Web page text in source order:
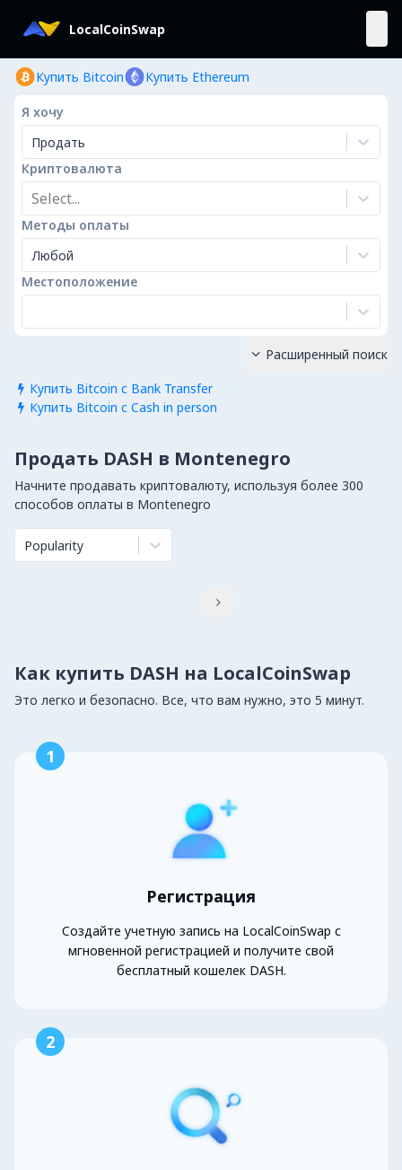
LocalCoinSwap
Купить Bitcoin Купить Ethereum
Я хочу
Продать
Криптовалюта
Select...
Методы оплаты
Любой
Местоположение
 Купить Bitcoin с Bank Transfer
 Купить Bitcoin с Cash in person
 Расширенный поиск
Продать DASH в Montenegro
Начните продавать криптовалюту, используя более 300
способов оплаты в Montenegro
Popularity

Как купить DASH на LocalCoinSwap
Это легко и безопасно. Все, что вам нужно, это 5 минут.
1
Регистрация
Создайте учетную запись на LocalCoinSwap с
мгновенной регистрацией и получите свой
бесплатный кошелек DASH.
2